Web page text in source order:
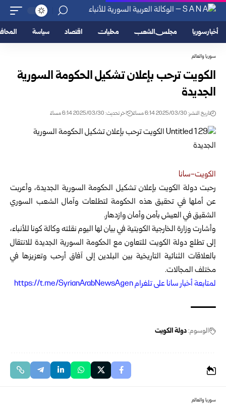
أخبار سوريا مجلس الشعب محليات اقتصاد سياسة
سوريا والعالم
الكويت ترحب بإعلان تشكيل الحكومة السورية
الجديدة
تاريخ النشر: 2025/03/30 6:14 مساءً اخر تحديث: 2025/03/30 6:14 مساءً
الكويت-سانا
رحبت دولة الكويت بإعلان تشكيل الحكومة السورية الجديدة، وأعربت
عن أملها في تحقيق هذه الحكومة لتطلعات وآمال الشعب السوري
الشقيق فيالعيش بأمن وأمان وازدهار.
وأشارت وزارة الخارجية الكويتية في بيان لها اليوم نقلته وكالة كونا للأنباء،
إلى تطلع دولة الكويت للتعاون مع الحكومة السورية الجديدة للانتقال
بالعلاقات الثنائية التاريخية بين البلدين إلى آفاق أرحب وتعزيزها في
مختلف المجالات.
‏لمتابعة أخبار سانا على تلغرام https://t.me/SyrianArabNewsAgen
الوسوم:دولة الكويت
سوريا والعالم